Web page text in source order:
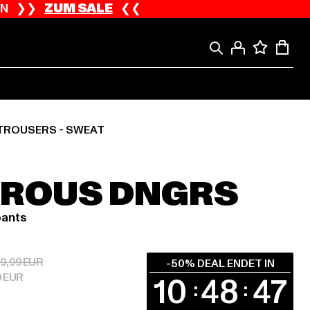
❯❯ZUM SALE❮❮
- SWEAT
DNGRS
EUR
EURAktionspreis: 29,99 EUR
-50% DEAL ENDET IN
10 48 46